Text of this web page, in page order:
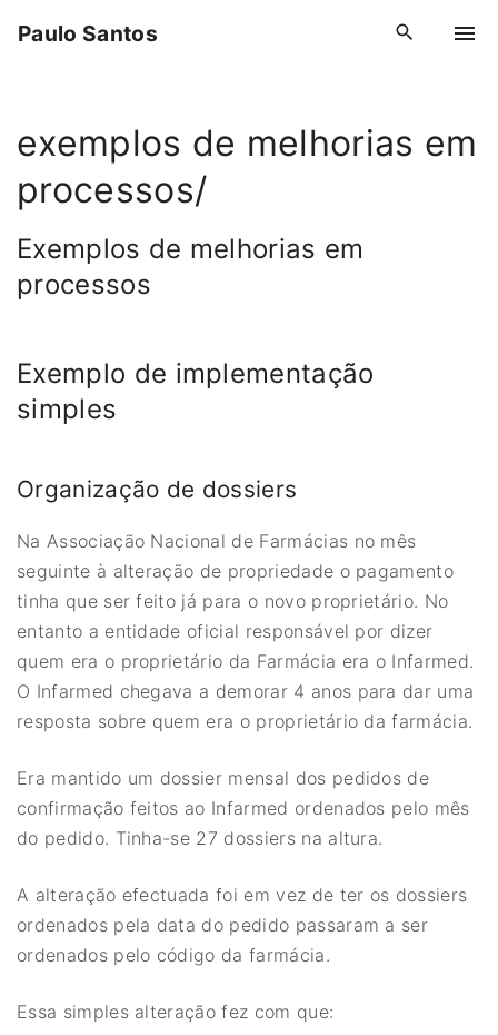
Paulo Santos
exemplos de melhorias em
processos/
Exemplos de melhorias em
processos
Exemplo de implementação
simples
Organização de dossiers
Na Associação Nacional de Farmácias no mês
seguinte à alteração de propriedade o pagamento
tinha que ser feito já para o novo proprietário. No
entanto a entidade oficial responsável por dizer
quem era o proprietário da Farmácia era o Infarmed.
O Infarmed chegava a demorar 4 anos para dar uma
resposta sobre quem era o proprietário da farmácia.
Era mantido um dossier mensal dos pedidos de
confirmação feitos ao Infarmed ordenados pelo mês
do pedido. Tinha-se 27 dossiers na altura.
A alteração efectuada foi em vez de ter os dossiers
ordenados pela data do pedido passaram a ser
ordenados pelo código da farmácia.
Essa simples alteração fez com que: